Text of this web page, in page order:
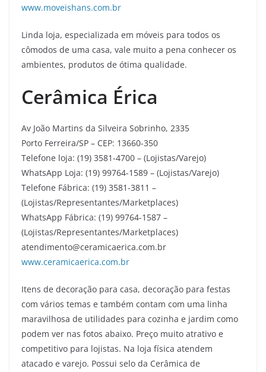
www.moveishans.com.br
Linda loja, especializada em móveis para todos os
cômodos de uma casa, vale muito a pena conhecer os
ambientes, produtos de ótima qualidade.
Cerâmica Érica
Av João Martins da Silveira Sobrinho, 2335
Porto Ferreira/SP – CEP: 13660-350
Telefone loja: (19) 3581-4700 – (Lojistas/Varejo)
WhatsApp Loja: (19) 99764-1589 – (Lojistas/Varejo)
Telefone Fábrica: (19) 3581-3811 –
(Lojistas/Representantes/Marketplaces)
WhatsApp Fábrica: (19) 99764-1587 –
(Lojistas/Representantes/Marketplaces)
atendimento@ceramicaerica.com.br
www.ceramicaerica.com.br
Itens de decoração para casa, decoração para festas
com vários temas e também contam com uma linha
maravilhosa de utilidades para cozinha e jardim como
podem ver nas fotos abaixo. Preço muito atrativo e
competitivo para lojistas. Na loja física atendem
atacado e varejo. Possui selo da Cerâmica de